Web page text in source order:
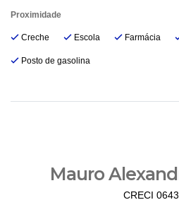
Proximidade
Creche Escola Farmácia
Posto de gasolina
Mauro
CRECI